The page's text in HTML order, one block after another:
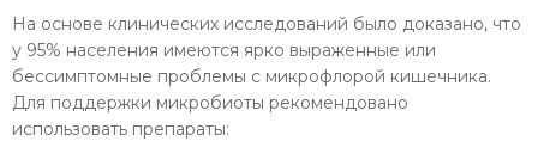
На основе клинических исследований было доказано, что
у 95% населения имеются ярко выраженные или
бессимптомные проблемы с микрофлорой кишечника.
Для поддержки микробиоты рекомендовано
использовать препараты: